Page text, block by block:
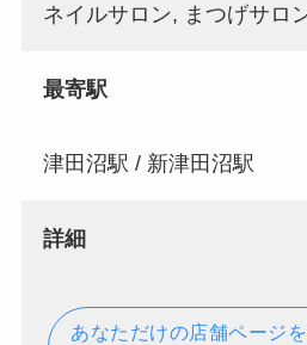
ネイルサロン, まつげサロ
最寄駅
津田沼駅 / 新津田沼駅
詳細
あなただけの店舗ページ